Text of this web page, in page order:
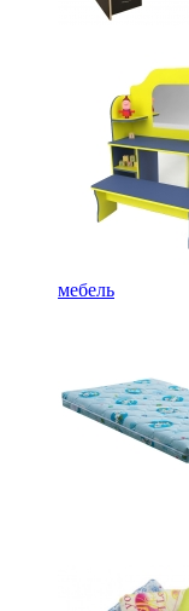
мебель